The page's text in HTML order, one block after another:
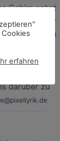
Gehirn sehnt
und vor
bin ich
eine
darüber zu
erfahren